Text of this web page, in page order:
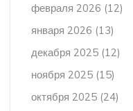
февраля 2026 (12)
января 2026 (13)
декабря 2025 (12)
ноября 2025 (15)
октября 2025 (24)